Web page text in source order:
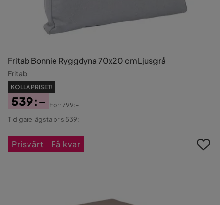
Fritab Bonnie Ryggdyna 70x20 cm Ljusgrå
Fritab
KOLLA PRISET!
Pris
539:-
Original
Förr799:-
Tidigare lägsta pris 539:-
Prisvärt Få kvar